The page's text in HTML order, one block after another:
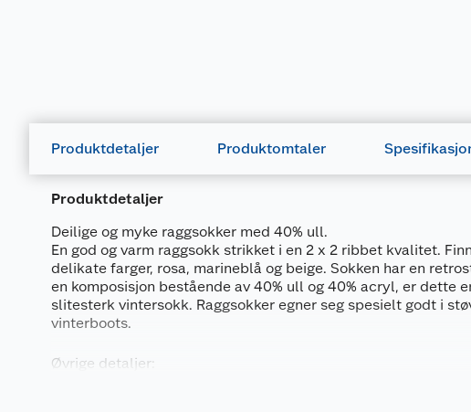
Produktdetaljer Produktomtaler
Produktdetaljer
Deilige og myke raggsokker med 40% ull.
En god og varm raggsokk strikket i en 2 x 2 ribbet kvalitet.
delikate farger, rosa, marineblå og beige. Sokken har en
en komposisjon bestående av 40% ull og 40% acryl, er dette
slitesterk vintersokk. Raggsokker egner seg spesielt godt i
vinterboots.
Øvrige detaljer: